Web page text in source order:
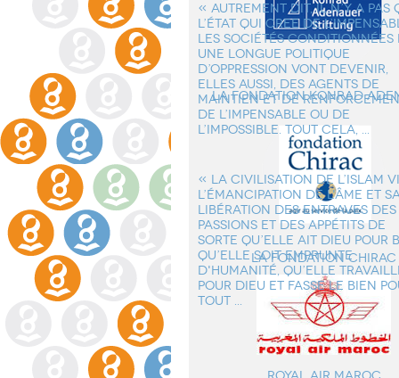
« AUTREMENT DIT, IL N’Y A PAS
L’ÉTAT QUI CREE DE
LES SOCIÉTÉS CONDITIONNÉES
UNE LONGUE POLITIQUE
D’OPPRESSION VONT DEVENIR,
ELLES AUSSI, DES AGENTS DE
MAINTIEN ET DE
DE L’IMPENSABLE OU DE
L’IMPOSSIBLE. TOUT CELA, ...
« LA CIVILISATION DE L’ISLAM
L’ÉMANCIPATION DE L'ÂME ET
LIBÉRATION DES ENTRAVES DES
PASSIONS ET DES APPÉTITS DE
SORTE QU’ELLE AIT DIEU POUR
QU’ELLE SOIT EMPRUNTE
D'HUMANITÉ, QU’ELLE
POUR DIEU ET FASSE LE BIEN
TOUT ...
la Fondation Konrad
La Fondation Chirac